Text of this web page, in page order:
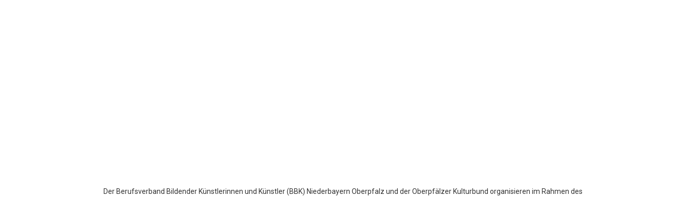
Der Berufsverband Bildender Künstlerinnen und Künstler (BBK) Niederbayern Oberpfalz und der Oberpfälzer Kulturbund organisieren im Rahmen des